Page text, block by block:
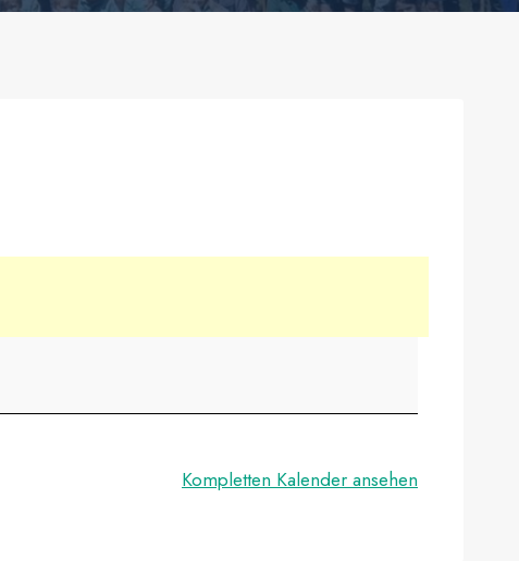
Kompletten Kalender ansehen